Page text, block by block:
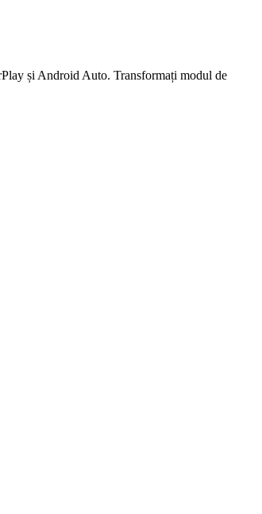
și Android Auto. Transformați modul de